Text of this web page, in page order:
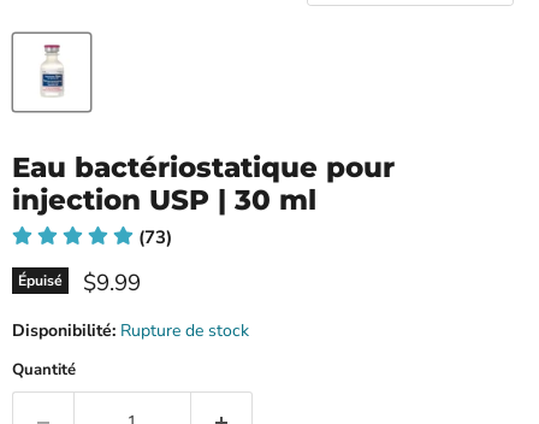
Eau bactériostatique pour
injection USP | 30 ml
(73)
Épuisé Prix ​​actuel
$9.99
Disponibilité: Rupture de stock
Quantité